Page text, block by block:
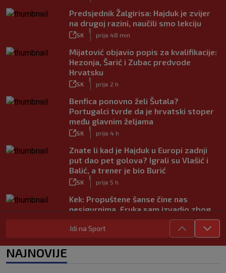
Predsjednik Žalgirisa: Hajduk je zvijer
na drugoj razini, naučili smo lekciju
SK prije 48 min
Mijatović objavio popis za kvalifikacije:
Hezonja, Šarić i Zubac predvode
Hrvatsku
SK prije 2 h
Benfica ponovno želi Šutala?
Portugalci tvrde da je hrvatski stoper
među glavnim željama
SK prije 4 h
Znate li kad je Hajduk u Europi zadnji
put dao pet golova? Igrali su Vlašić i
Balić, a trener je bio Burić
SK prije 5 h
Kek: Propuštene šanse čine nas
nesigurnima. Fruka sam izvadio zbog
ozljede, pripremamo se na život bez
njega
Idi na Sport
NAJNOVIJE